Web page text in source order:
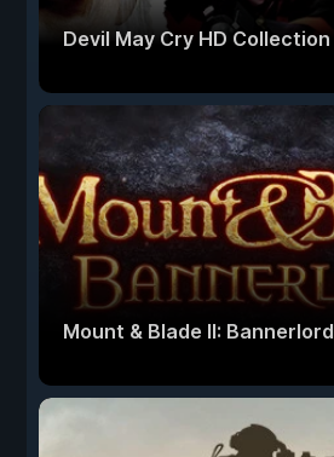
Devil May Cry HD Collection
Mount & Blade II: Bannerlord